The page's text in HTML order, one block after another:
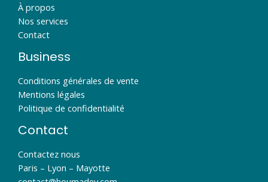
À propos
Nos services
Contact
Business
Conditions générales de vente
Mentions légales
Politique de confidentialité
Contact
Contactez nous
Paris – Lyon – Mayotte